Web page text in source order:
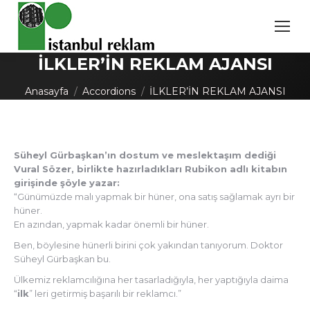
İLKLER’İN REKLAM AJANSI
Anasayfa Accordions İLKLER’İN REKLAM AJANSI
Süheyl Gürbaşkan’ın dostum ve meslektaşım dediği
Vural Sözer, birlikte hazırladıkları Rubikon adlı kitabın
girişinde şöyle yazar:
“Günümüzde malı yapmak bir hüner, ona satış sağlamak ayrı bir
hüner.
En azından, yapmak kadar önemli bir hüner.
Ben, böylesine hünerli birini çok yakından tanıyorum. Doktor
Süheyl Gürbaşkan bu.
Ülkemiz reklamcılığına her tasarladığıyla, her yaptığıyla daima
“ilk” leri getirmiş başarılı bir reklamcı.”